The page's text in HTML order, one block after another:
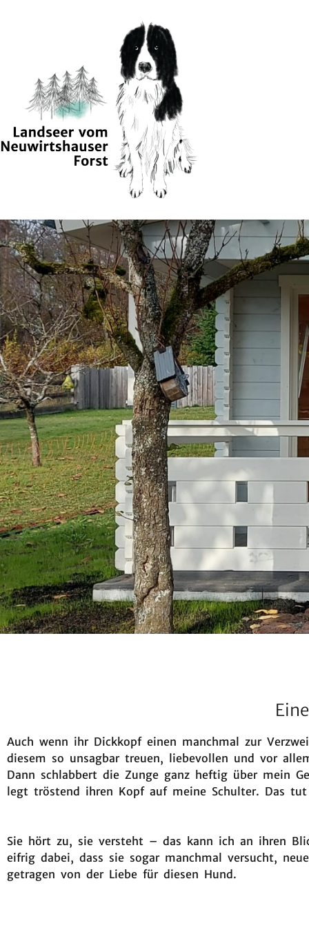
Auch wenn ihr Dickkopf einen manchmal zur
diesem so unsagbar treuen, liebevollen und vor
Dann schlabbert die Zunge ganz heftig über mein
legt tröstend ihren Kopf auf meine Schulter. Das
Sie hört zu, sie versteht – das kann ich an ihren
eifrig dabei, dass sie sogar manchmal versucht,
getragen von der Liebe für diesen Hund.